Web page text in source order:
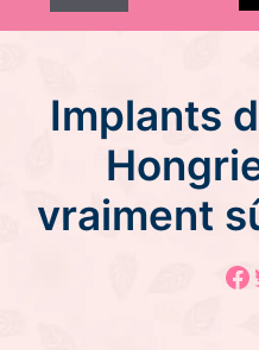
Implants
vraiment